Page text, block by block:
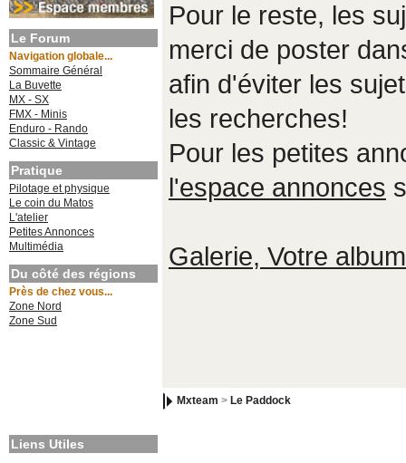
Le Forum
Navigation globale...
Sommaire Général
La Buvette
MX - SX
FMX - Minis
Enduro - Rando
Classic & Vintage
Pratique
Pilotage et physique
Le coin du Matos
L'atelier
Petites Annonces
Multimédia
Du côté des régions
Près de chez vous...
Zone Nord
Zone Sud
Liens Utiles
Pour le reste, les
merci de poster
afin d'éviter les
les recherches!
Pour les petites
l'espace annonces
Galerie, Votre
Mxteam > Le Paddock